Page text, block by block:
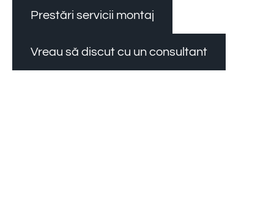
Prestări servicii montaj
Vreau să discut cu un consultant